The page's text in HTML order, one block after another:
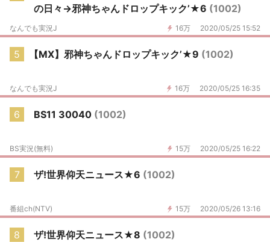
の日々→邪神ちゃんドロップキック’★6 (1002)
16万 2020/05/25 15:52
なんでも実況J
5 【MX】邪神ちゃんドロップキック’★9 (1002)
16万 2020/05/25 16:35
なんでも実況J
6 BS11 30040 (1002)
15万 2020/05/25 16:22
BS実況(無料)
7 ザ!世界仰天ニュース★6 (1002)
15万 2020/05/26 13:16
番組ch(NTV)
8 ザ!世界仰天ニュース★8 (1002)